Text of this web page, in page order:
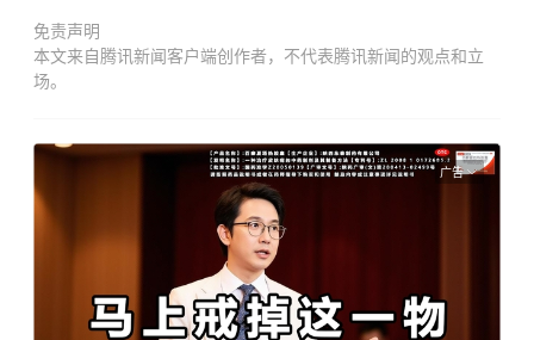
免责声明
本文来自腾讯新闻客户端创作者，不代表腾讯新闻的观点和立
场。
广告